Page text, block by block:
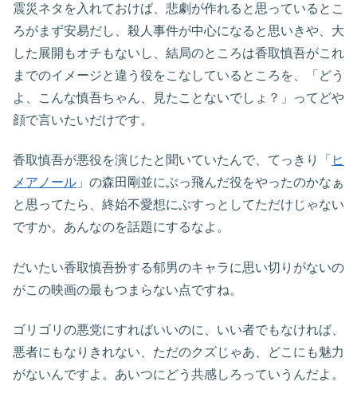
震災ネタを入れておけば、悲劇が作れると思っているとこ
ろがまず安易だし、殺人事件が中心になると思いきや、大
した展開もオチもないし、結局のところは香取慎吾がこれ
までのイメージと違う役をこなしているところを、「どう
よ、こんな慎吾ちゃん、見たことないでしょ？」ってどや
顔で言いたいだけです。
香取慎吾が悪役を演じたと聞いていたんで、てっきり「 ヒ
メアノール 」の森田剛並にぶっ飛んだ役をやったのかなぁ
と思ってたら、終始不愛想にぶすっとしてただけじゃない
ですか。あんなのを話題にするなよ。
だいたい香取慎吾扮する郁男のキャラに思い切りがないの
がこの映画の最もつまらない点ですね。
ゴリゴリの悪党にすればいいのに、いい者でもなければ、
悪者にもなりきれない、ただのクズじゃあ、どこにも魅力
がないんですよ。あいつにどう共感しろっていうんだよ。